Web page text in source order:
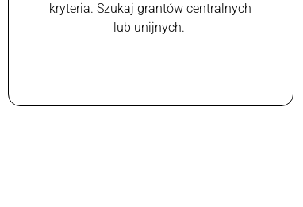
kryteria. Szukaj grantów centralnych
lub unijnych.